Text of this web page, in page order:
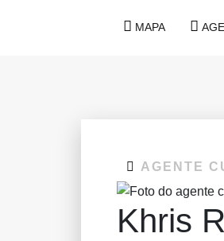
MAPA
AGENTE
Khris